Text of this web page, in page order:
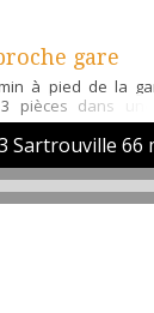
gare
à pied de la
pièces dans une
séjour lumineux,
et équipée, 2
de nombreux
privée.
rapidement .
Sartrouville 66